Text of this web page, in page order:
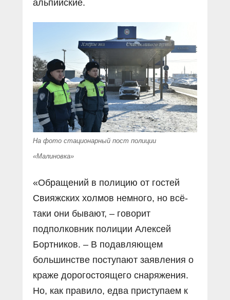
альпийские.
На фото стационарный пост полиции
«Малиновка»
«Обращений в полицию от гостей
Свияжских холмов немного, но всё-
таки они бывают, – говорит
подполковник полиции Алексей
Бортников. – В подавляющем
большинстве поступают заявления о
краже дорогостоящего снаряжения.
Но, как правило, едва приступаем к